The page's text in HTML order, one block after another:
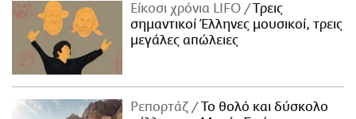
Είκοσι χρόνια LIFO
Tρεις
σημαντικοί Έλληνες μουσικοί, τρεις
μεγάλες απώλειες
Ρεπορτάζ
Το θολό και δύσκολο